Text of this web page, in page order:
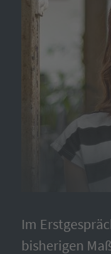
Im
bisherigen